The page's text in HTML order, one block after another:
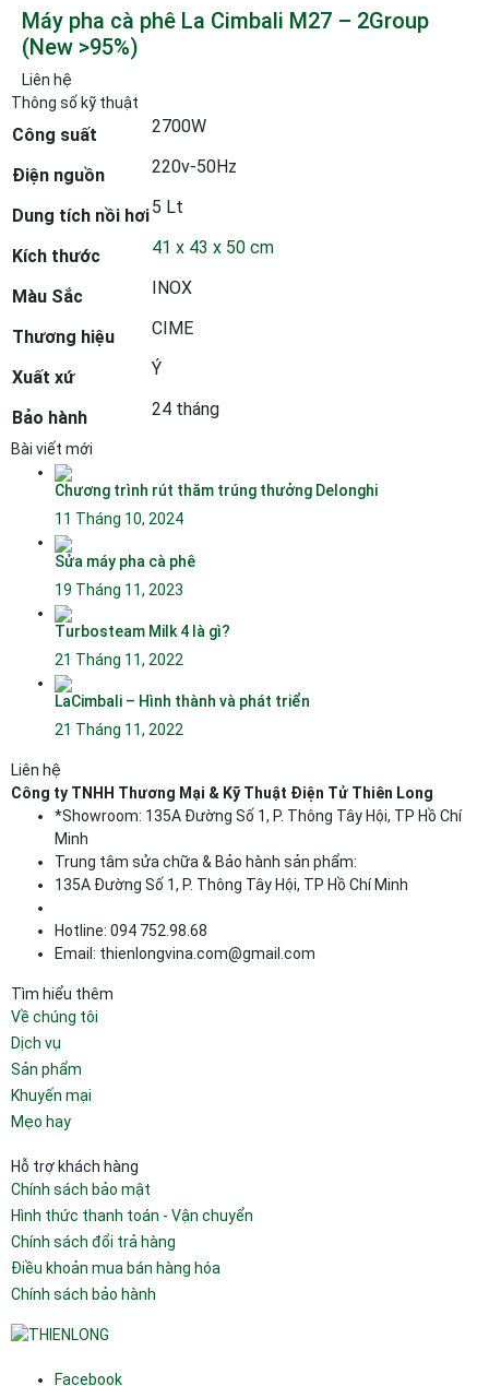
Máy pha cà phê La Cimbali M27 – 2Group
(New >95%)
Liên hệ
Thông số kỹ thuật
Công suất 2700W
Điện nguồn 220v-50Hz
Dung tích nồi hơi5 Lt
Kích thước 41 x 43 x 50 cm
Màu Sắc INOX
Thương hiệu CIME
Xuất xứ Ý
Bảo hành 24 tháng
Bài viết mới
Chương trình rút thăm trúng thưởng Delonghi
11 Tháng 10, 2024
Sửa máy pha cà phê
19 Tháng 11, 2023
Turbosteam Milk 4 là gì?
21 Tháng 11, 2022
LaCimbali – Hình thành và phát triển
21 Tháng 11, 2022
Liên hệ
Công ty TNHH Thương Mại & Kỹ Thuật Điện Tử Thiên Long
*Showroom: 135A Đường Số 1, P. Thông Tây Hội, TP Hồ Chí
Minh
Trung tâm sửa chữa & Bảo hành sản phẩm:
135A Đường Số 1, P. Thông Tây Hội, TP Hồ Chí Minh
Hotline: 094 752.98.68
Email: thienlongvina.com@gmail.com
Tìm hiểu thêm
Về chúng tôi
Dịch vụ
Sản phẩm
Khuyến mại
Mẹo hay
Hỗ trợ khách hàng
Chính sách bảo mật
Hình thức thanh toán - Vận chuyển
Chính sách đổi trả hàng
Điều khoản mua bán hàng hóa
Chính sách bảo hành
Facebook